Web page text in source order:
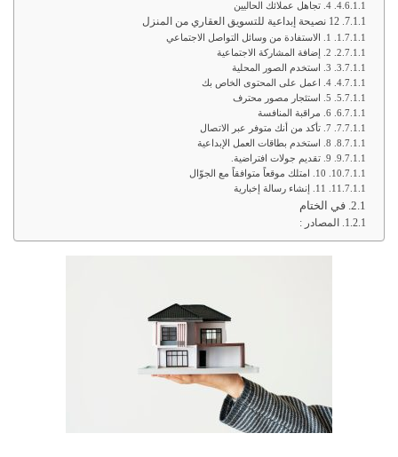
4. تجاهل عملائك الحاليين
12 نصيحة إبداعية للتسويق العقاري من المنزل
1. الاستفادة من وسائل التواصل الاجتماعي
2. إضافة المشاركة الاجتماعية
3. استخدم الصور المحلية
4. اعمل على المحتوى الخاص بك
5. استئجار مصور محترف
6. مراقبة المنافسة
7. تأكد من أنك متوفر عبر الاتصال
8. استخدم بطاقات العمل الإبداعية
9. تقديم جولات افتراضية.
10. امتلك موقعاً متوافقاً مع الجوّال
11. إنشاء رسالة إخبارية
في الختام
المصادر :